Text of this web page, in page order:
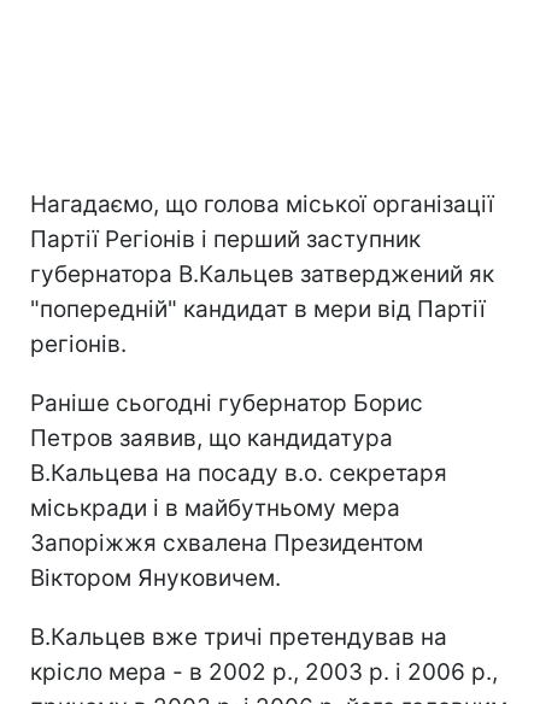
Нагадаємо, що голова міської організації
Партії Регіонів і перший заступник
губернатора В.Кальцев затверджений як
"попередній" кандидат в мери від Партії
регіонів.
Раніше сьогодні губернатор Борис
Петров заявив, що кандидатура
В.Кальцева на посаду в.о. секретаря
міськради і в майбутньому мера
Запоріжжя схвалена Президентом
Віктором Януковичем.
В.Кальцев вже тричі претендував на
крісло мера - в 2002 р., 2003 р. і 2006 р.,